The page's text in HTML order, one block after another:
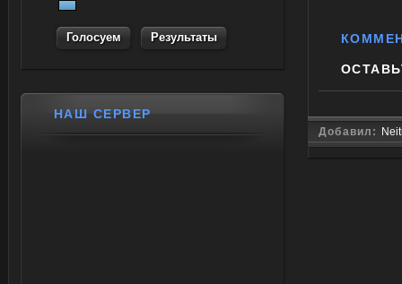
Добавил:
Результаты
НАШ СЕРВЕР